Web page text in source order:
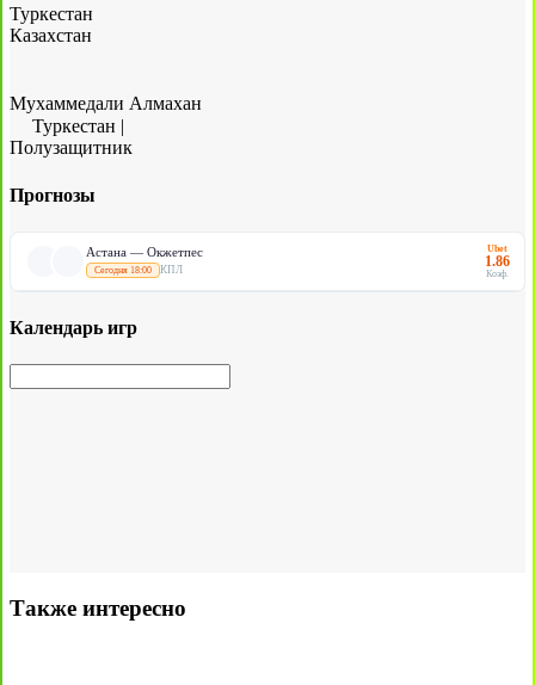
Туркестан
Казахстан
Мухаммедали Алмахан
Туркестан |
Полузащитник
Прогнозы
Астана — Окжетпес
Сегодня 18:00 КПЛ
Ubet
1.86
Коэф.
Календарь игр
Также интересно